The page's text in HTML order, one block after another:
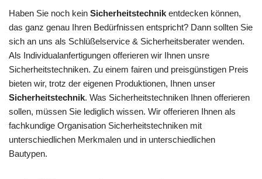
Haben Sie noch kein Sicherheitstechnik entdecken können,
das ganz genau Ihren Bedürfnissen entspricht? Dann sollten Sie
sich an uns als Schlüßelservice & Sicherheitsberater wenden.
Als Individualanfertigungen offerieren wir Ihnen unsre
Sicherheitstechniken. Zu einem fairen und preisgünstigen Preis
bieten wir, trotz der eigenen Produktionen, Ihnen unser
Sicherheitstechnik. Was Sicherheitstechniken Ihnen offerieren
sollen, müssen Sie lediglich wissen. Wir offerieren Ihnen als
fachkundige Organisation Sicherheitstechniken mit
unterschiedlichen Merkmalen und in unterschiedlichen
Bautypen.